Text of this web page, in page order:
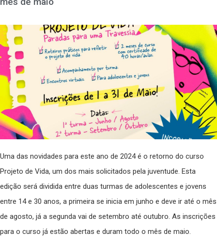
Uma das novidades para este ano de 2024 é o retorno do curso
Projeto de Vida, um dos mais solicitados pela juventude. Esta
edição será dividida entre duas turmas de adolescentes e jovens
entre 14 e 30 anos, a primeira se inicia em junho e deve ir até o mês
de agosto, já a segunda vai de setembro até outubro. As inscrições
para o curso já estão abertas e duram todo o mês de maio.